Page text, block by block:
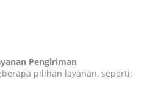
Pengiriman
pilihan layanan, seperti: